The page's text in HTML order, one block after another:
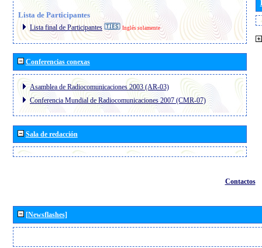
Lista de Participantes
Lista final de Participantes Inglés solamente
Conferencias conexas
Asamblea de Radiocomunicaciones 2003 (AR-03)
Conferencia Mundial de Radiocomunicaciones 2007 (CMR-07)
Sala de redacción
Contactos
[Newsflashes]